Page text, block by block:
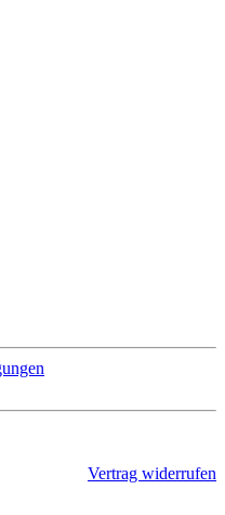
Vertrag widerrufen